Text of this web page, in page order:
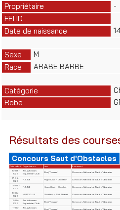
Propriétaire
-
FEI ID
Date de naissance
Sexe
M
Race
ARABE BARBE
Catégorie
Robe
Résultats des
Concours Saut d'Obstacles
Date début Organisateur Lieu Evènement
24-05-
2026
Ass. Alforssan
Equestrian Club
Borj Youssef Concours National de Saut d'obstacles
17-05-
2026
F.T.S.E HippoClub – Chorfech Concours National de Saut d'Obstacles
16-05-
2026
F.T.S.E HippoClub – Chorfech Concours National de Saut d'Obstacles
18-04-
2026
HIPPOCLUB Chorfech – Sidi Thabet Concours National de Saut d'Obstacles
12-04-
2026
Ass. Alforssan
Equestrian Club
Borj Youssef Concours National de Saut d'Obstacles
11-04-
Ass. Alforssan
Borj Youssef Concours National de Saut d'Obstacles